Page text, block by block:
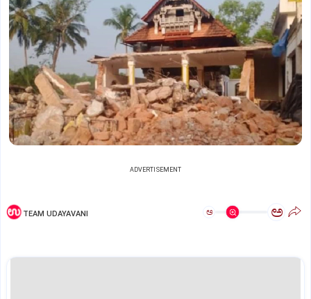
ADVERTISEMENT
TEAM UDAYAVANI ಅ ಅ